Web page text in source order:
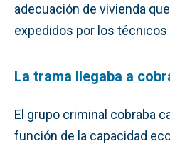
adecuación de vivienda
expedidos por los
La trama llegaba a
El grupo criminal cobraba
función de la capacidad